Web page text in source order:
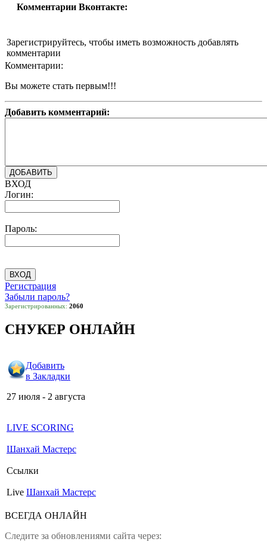
Комментарии Вконтакте:
Зарегистрируйтесь, чтобы иметь возможность добавлять
комментарии
Комментарии:
Вы можете стать первым!!!
Добавить комментарий:
ВХОД
Логин:
Пароль:
Регистрация
Забыли пароль?
Зарегистрированных: 2060
СНУКЕР ОНЛАЙН
Добавить
в Закладки
27 июля - 2 августа
LIVE SCORING
Шанхай Мастерс
Ссылки
Live Шанхай Мастерс
ВСЕГДА ОНЛАЙН
Следите за обновлениями сайта через: